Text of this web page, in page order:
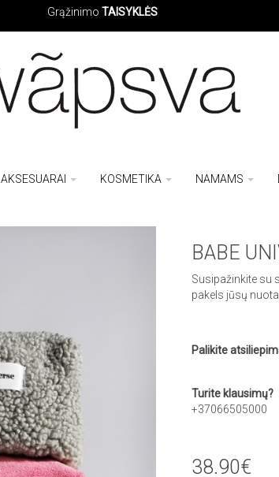
Grąžinimo TAISYKLĖS
AKSESUARAI KOSMETIKA NAMAMS
BABE
Susipažinkite su
pakels jūsų
Palikite
Turite klausimų?
+37066505000
38.90€